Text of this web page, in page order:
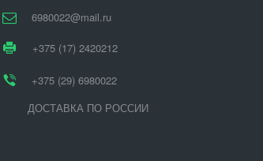
6980022@mail.ru
+375 (17) 2420212
+375 (29) 6980022
ДОСТАВКА ПО РОССИИ